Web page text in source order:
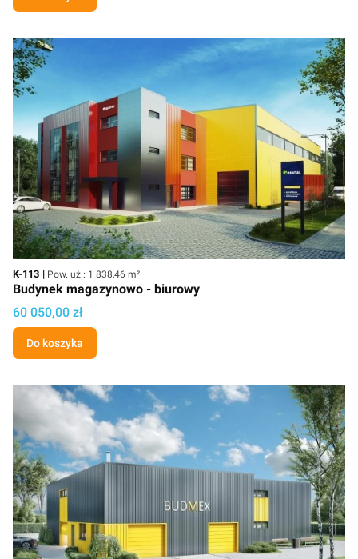
Kod
K-113 Powierzchnia użytkowa
Pow. uż.: 1 838,46 m²
Budynek magazynowo - biurowy
Cena
60 050,00 zł
Do koszyka